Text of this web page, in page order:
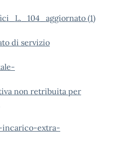
(1)
di servizio
non retribuita per
incarico-extra-